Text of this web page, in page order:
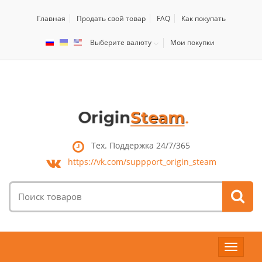
Главная Продать свой товар FAQ Как покупать
Выберите валюту Мои покупки
Тех. Поддержка 24/7/365
https://vk.com/suppport_origin_steam
товаров:
Toggle